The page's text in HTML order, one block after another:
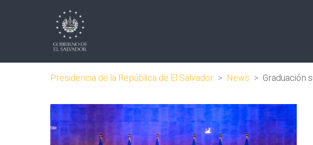
Presidencia de la República de El Salvador > News > Graduación